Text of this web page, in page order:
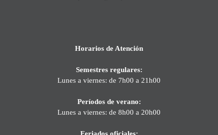
Horarios de Atención
Semestres regulares:
Lunes a viernes: de 7h00 a 21h00
Períodos de verano:
Lunes a viernes: de 8h00 a 20h00
Feriados oficiales: